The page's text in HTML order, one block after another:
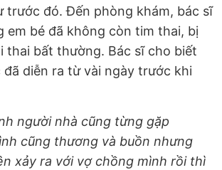
trước đó. Đến phòng khám, bác sĩ
em bé đã không còn tim thai, bị
thai bất thường. Bác sĩ cho biết
diễn ra từ vài ngày trước khi
người nhà cũng từng gặp
cũng thương và buồn nhưng
xảy ra với vợ chồng mình rồi thì